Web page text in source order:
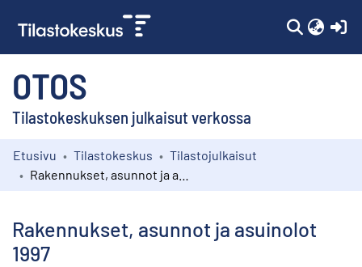
OTOS
Tilastokeskuksen julkaisut verkossa
Kokoelmat
Etusivu Tilastokeskus
Tilastojulkaisut
Rakennukset, asunnot ja asuinolot
1997